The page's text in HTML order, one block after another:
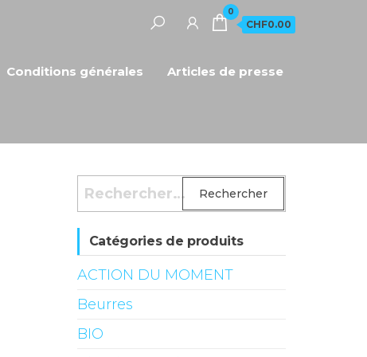
0
CHF0.00
Conditions générales Articles de presse
Rechercher :
Catégories de produits
ACTION DU MOMENT
Beurres
BIO